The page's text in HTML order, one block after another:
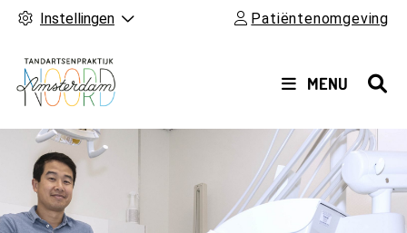
Instellingen Patiëntenomgeving
MENU